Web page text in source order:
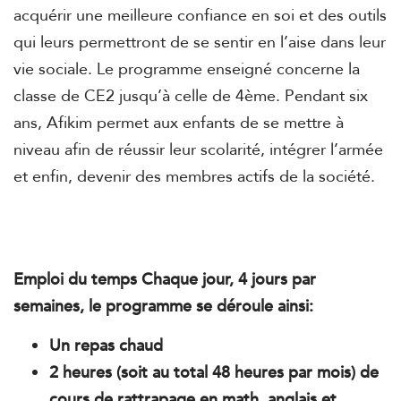
acquérir une meilleure confiance en soi et des outils
qui leurs permettront de se sentir en l’aise dans leur
vie sociale. Le programme enseigné concerne la
classe de CE2 jusqu’à celle de 4ème. Pendant six
ans, Afikim permet aux enfants de se mettre à
niveau afin de réussir leur scolarité, intégrer l’armée
et enfin, devenir des membres actifs de la société.
Emploi du temps Chaque jour, 4 jours par
semaines, le programme se déroule ainsi:
Un repas chaud
2 heures (soit au total 48 heures par mois) de